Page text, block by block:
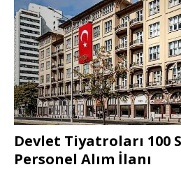
Devlet Tiyatroları 100
Personel Alım İlanı